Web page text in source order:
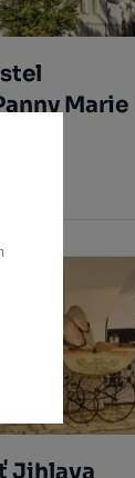
Marie
Jihlava